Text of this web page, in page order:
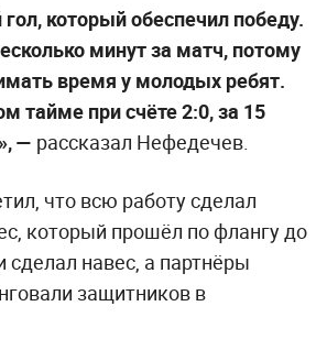
гол, который обеспечил победу.
минут за матч, потому
время у молодых ребят.
тайме при счёте 2:0, за 15
— рассказал Нефедечев.
что всю работу сделал
который прошёл по флангу до
сделал навес, а партнёры
защитников в